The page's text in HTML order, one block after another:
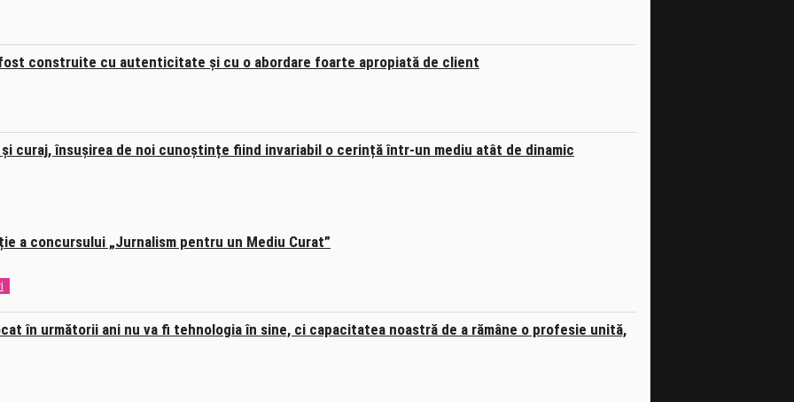
construite cu autenticitate și cu o abordare foarte apropiată de client
curaj, însușirea de noi cunoștințe fiind invariabil o cerință într-un mediu atât de dinamic
a concursului „Jurnalism pentru un Mediu Curat”
în următorii ani nu va fi tehnologia în sine, ci capacitatea noastră de a rămâne o profesie unită,